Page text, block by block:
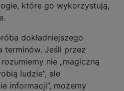
które go wykorzystują,
dokładniejszego
terminów. Jeśli przez
rozumiemy nie „magiczną
ludzie”, ale
informacji”, możemy